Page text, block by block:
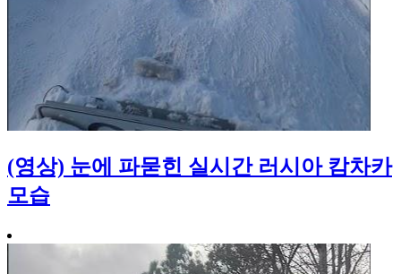
(영상) 눈에 파묻힌 실시간 러시아 캄차카
모습